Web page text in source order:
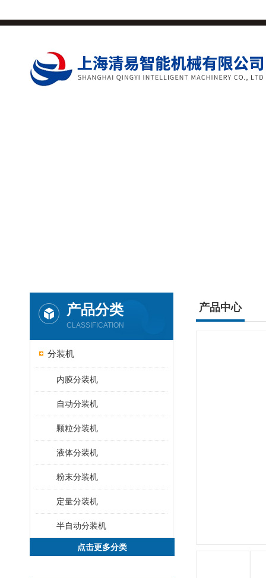
产品分类
CLASSIFICATION
分装机
内膜分装机
自动分装机
颗粒分装机
液体分装机
粉末分装机
定量分装机
半自动分装机
点击更多分类
产品中心